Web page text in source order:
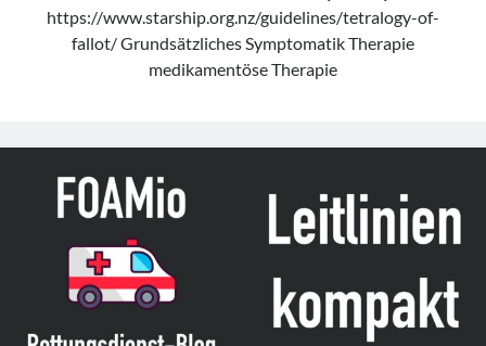
https://www.starship.org.nz/guidelines/tetralogy-of-
fallot/ Grundsätzliches Symptomatik Therapie
medikamentöse Therapie